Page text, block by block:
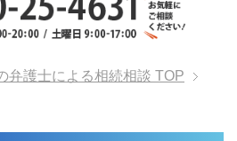
弁護士による相続相談 TOP